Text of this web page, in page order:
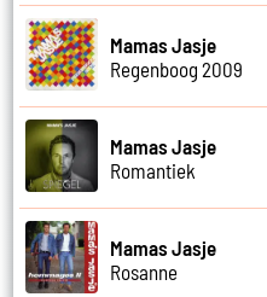
Mamas Jasje
Regenboog 2009
Mamas Jasje
Romantiek
Mamas Jasje
Rosanne